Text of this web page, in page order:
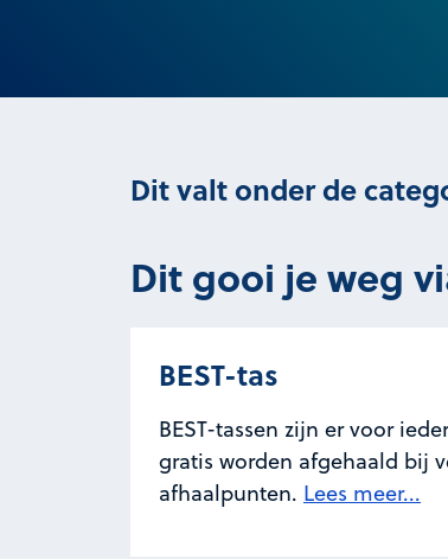
Dit valt onder de
Dit gooi je weg
BEST-tas
BEST-tassen zijn er voor
gratis worden afgehaald bij
afhaalpunten. Lees meer...